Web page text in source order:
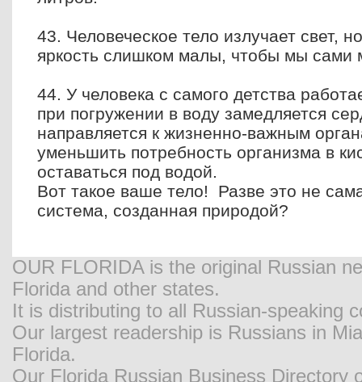
43. Человеческое тело излучает свет,
яркость слишком малы, чтобы мы сами
44. У человека с самого детства
при погружении в воду замедляется
направляется к жизненно-важным
уменьшить потребность организма в
оставаться под водой.
Вот такое ваше тело! Разве это не
система, созданная природой?
OUR FLORIDA is the original Russian
Florida and other states.
It is distributing to all Russian-speaking
Our largest readership is Russians in
Florida.
Our Florida Russian Business Directory